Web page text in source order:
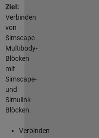
Ziel:
Verbinden
von
Simscape
Multibody-
Blöcken
mit
Simscape-
und
Simulink-
Blöcken.
Verbinden